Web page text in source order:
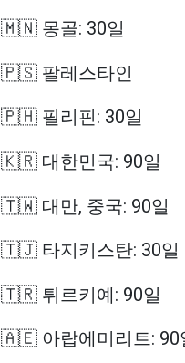
🇲🇳 몽골: 30일
🇵🇸 팔레스타인
🇵🇭 필리핀: 30일
🇰🇷 대한민국: 90일
🇹🇼 대만, 중국: 90일
🇹🇯 타지키스탄: 30일
🇹🇷 튀르키예: 90일
🇦🇪 아랍에미리트: 90